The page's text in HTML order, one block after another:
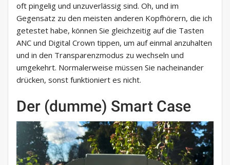
oft pingelig und unzuverlässig sind. Oh, und im
Gegensatz zu den meisten anderen Kopfhörern, die ich
getestet habe, können Sie gleichzeitig auf die Tasten
ANC und Digital Crown tippen, um auf einmal anzuhalten
und in den Transparenzmodus zu wechseln und
umgekehrt. Normalerweise müssen Sie nacheinander
drücken, sonst funktioniert es nicht.
Der (dumme) Smart Case